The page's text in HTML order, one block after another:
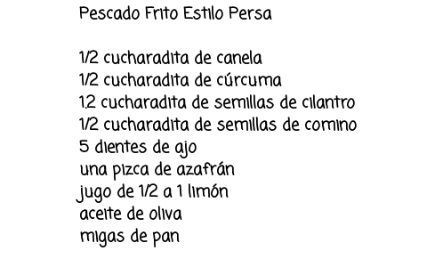
Pescado Frito Estilo Persa
1/2 cucharadita de canela
1/2 cucharadita de cúrcuma
1.2 cucharadita de semillas de cilantro
1/2 cucharadita de semillas de comino
5 dientes de ajo
una pizca de azafrán
jugo de 1/2 a 1 limón
aceite de oliva
migas de pan